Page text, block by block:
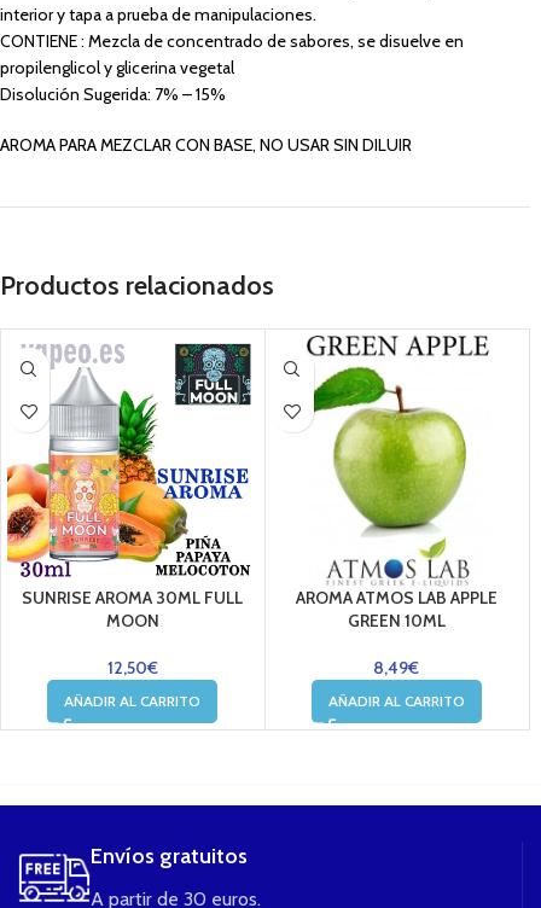
interior y tapa a prueba de manipulaciones.
CONTIENE : Mezcla de concentrado de sabores, se disuelve en
propilenglicol y glicerina vegetal
Disolución Sugerida: 7% – 15%
AROMA PARA MEZCLAR CON BASE, NO USAR SIN DILUIR
Productos relacionados
SUNRISE AROMA 30ML FULL
MOON
12,50€
AÑADIR AL CARRITO
AROMA ATMOS LAB APPLE
GREEN 10ML
8,49€
AÑADIR AL CARRITO
Envíos gratuitos
A partir de 30 euros.